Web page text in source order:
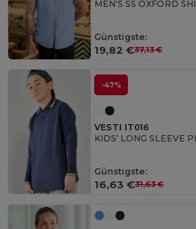
MEN'S SS OXFORD
Günstigste:
19,82 €37,13 €
Made
in IT
-47%
VESTI IT016
KIDS’ LONG SLEEVE
Günstigste:
16,63 €31,63 €